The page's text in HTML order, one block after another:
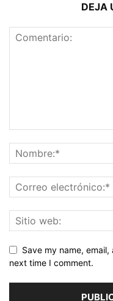
DEJA
Save my name,
next time I comment.